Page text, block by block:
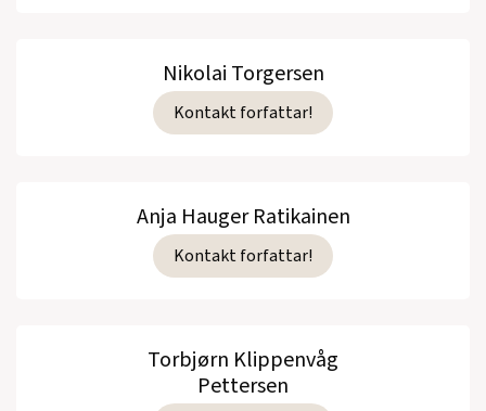
Nikolai Torgersen
Kontakt forfattar!
Anja Hauger Ratikainen
Kontakt forfattar!
Torbjørn Klippenvåg
Pettersen